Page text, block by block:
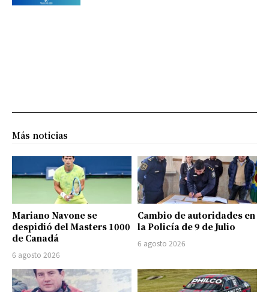
Más noticias
Mariano Navone se
despidió del Masters 1000
de Canadá
6 agosto 2026
Cambio de autoridades en
la Policía de 9 de Julio
6 agosto 2026